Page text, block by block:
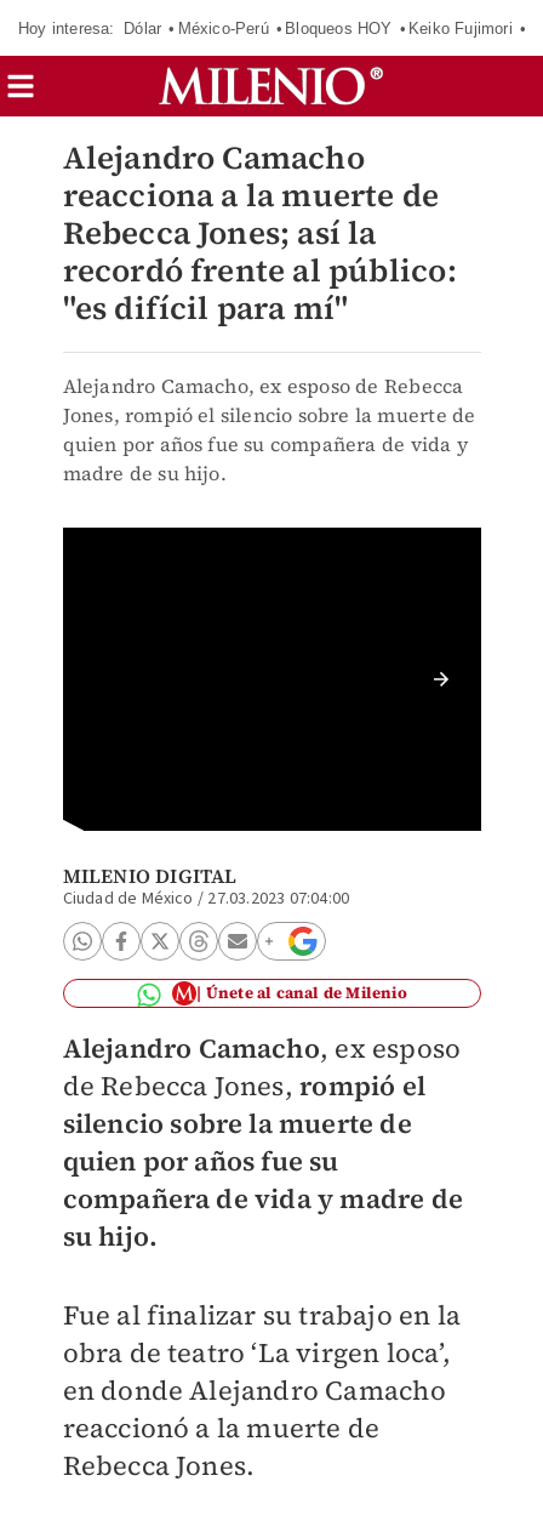
Hoy interesa: Dólar México-Perú Bloqueos HOY Keiko Fujimori
Alejandro Camacho
reacciona a la muerte de
Rebecca Jones; así la
recordó frente al público:
"es difícil para mí"
Alejandro Camacho, ex esposo de Rebecca
Jones, rompió el silencio sobre la muerte de
quien por años fue su compañera de vida y
madre de su hijo.
MILENIO DIGITAL
Ciudad de México / 27.03.2023 07:04:00
Únete al canal de Milenio
Alejandro Camacho, ex esposo
de Rebecca Jones, rompió el
silencio sobre la muerte de
quien por años fue su
compañera de vida y madre de
su hijo.
Fue al finalizar su trabajo en la
obra de teatro ‘La virgen loca’,
en donde Alejandro Camacho
reaccionó a la muerte de
Rebecca Jones.